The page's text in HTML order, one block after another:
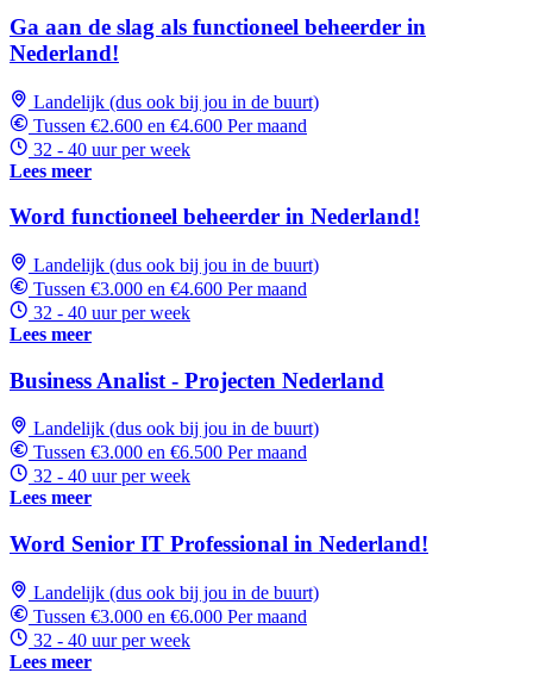
Ga aan de slag als functioneel beheerder in
Nederland!
Landelijk (dus ook bij jou in de buurt)
Tussen €2.600 en €4.600 Per maand
32 - 40 uur per week
Lees meer
Word functioneel beheerder in Nederland!
Landelijk (dus ook bij jou in de buurt)
Tussen €3.000 en €4.600 Per maand
32 - 40 uur per week
Lees meer
Business Analist - Projecten Nederland
Landelijk (dus ook bij jou in de buurt)
Tussen €3.000 en €6.500 Per maand
32 - 40 uur per week
Lees meer
Word Senior IT Professional in Nederland!
Landelijk (dus ook bij jou in de buurt)
Tussen €3.000 en €6.000 Per maand
32 - 40 uur per week
Lees meer